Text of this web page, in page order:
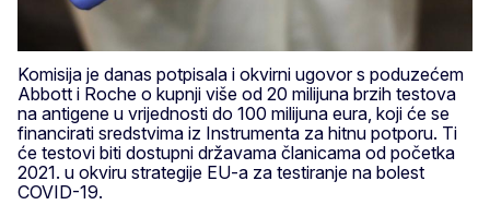
Komisija je danas potpisala i okvirni ugovor s poduzećem
Abbott i Roche o kupnji više od 20 milijuna brzih testova
na antigene u vrijednosti do 100 milijuna eura, koji će se
financirati sredstvima iz Instrumenta za hitnu potporu. Ti
će testovi biti dostupni državama članicama od početka
2021. u okviru strategije EU-a za testiranje na bolest
COVID-19.